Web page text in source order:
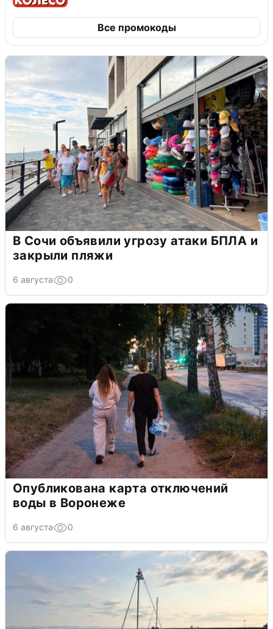
Все промокоды
В Сочи объявили угрозу атаки БПЛА и
закрыли пляжи
6 августа 0
Опубликована карта отключений
воды в Воронеже
6 августа 0